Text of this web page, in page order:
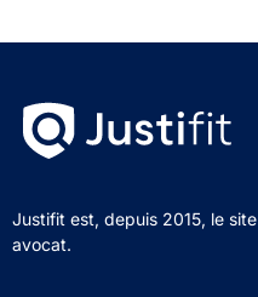
Justifit est, depuis 2015, le
avocat.